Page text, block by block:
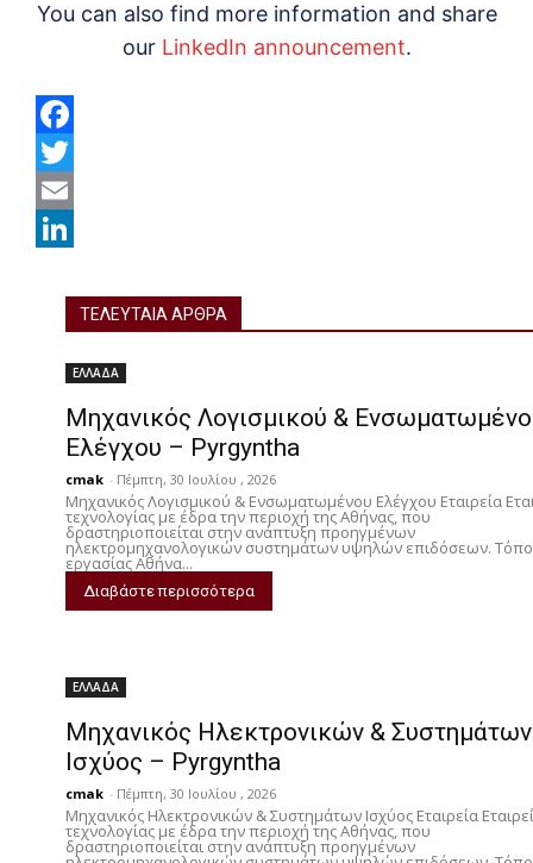
You can also find more information and share
our LinkedIn announcement.
F
a
c
T
w
E
ΤΕΛΕΥΤΑΙΑ ΑΡΘΡΑ
ΕΛΛΑΔΑ
Μηχανικός Λογισμικού &
Ελέγχου – Pyrgyntha
cmak - Πέμπτη, 30 Ιουλίου , 2026
Μηχανικός Λογισμικού & Ενσωματωμένου Ελέγχου Εταιρεία
τεχνολογίας με έδρα την περιοχή της Αθήνας, που
δραστηριοποιείται στην ανάπτυξη προηγμένων
ηλεκτρομηχανολογικών συστημάτων υψηλών επιδόσεων.
εργασίας Αθήνα...
Διαβάστε περισσότερα
ΕΛΛΑΔΑ
Μηχανικός Ηλεκτρονικών & Συστημάτων
Ισχύος – Pyrgyntha
cmak - Πέμπτη, 30 Ιουλίου , 2026
Μηχανικός Ηλεκτρονικών & Συστημάτων Ισχύος Εταιρεία
τεχνολογίας με έδρα την περιοχή της Αθήνας, που
δραστηριοποιείται στην ανάπτυξη προηγμένων